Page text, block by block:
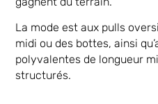
La mode est aux pulls
midi ou des bottes, ainsi
polyvalentes de longueur
structurés.